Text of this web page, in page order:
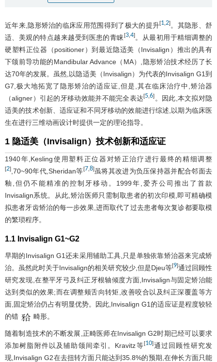
近年来,隐形矫治的临床应用范围得到了极大的提升[1,2] 。其隐形、舒
适、美观的特点越来越受到医患的青睐[3,4]。从最初用于精细调整的
硬塑料正位器（positioner）到最近隐适美（Invisalign）推出的具有
下颌前导功能的Mandibular Advance（MA）,隐形矫治技术经历了长
达70年的发展。虽然,以隐适美（Invisalign）为代表的Invisalign G1到
G7,极大地拓宽了隐形矫治的适应证,但是,其在临床治疗中,矫治器
（aligner）引起的牙移动效能并不能完全表达[5,6] 。因此,本文拟对隐
适美的技术创新、适应证和不同牙移动的效能进行综述,以期为临床医
生在进行三维动画设计时提供一定的理论指导。
1 隐适美（Invisalign）技术创新和适应证
1940年,Kesling使用塑料正位器对矫正治疗进行最终的精细调整
[2] ,70~90年代,Sheridan等[7,8]虽将其改进为负压保持器并配合邻面去
釉,但仍不能精准的控制牙移动。1999年,爱齐公司推出了首款
Invisalign系统。从此,矫治医师只需制取患者的初次印模,即可精确模
拟患者牙齿矫治的每一步效果,进而取代了过去患者每次复诊都要取模
的繁琐程序。
1.1 Invisalign G1~G2
早期的Invisalign G1还未采用辅助工具,只是单独依靠矫治器来完成矫
治。虽然此时关于Invisalign的相关研究较少,但是Djeu等[9]通过回顾性
研究发现,在整平牙弓及纠正牙根轴倾度方面,Invisalign与固定矫治能
达到类似的效果;而在调整颊舌向转矩,改善咬合以及纠正深覆盖等方
面,固定矫治仍占有明显优势。因此,Invisalign G1的适应证是程度较轻
的错
畸形。
随着制造技术的不断发展,正畸医师在Invisalign G2时期已经可以要求
添加树脂附件以及辅助颌间牵引。Kravitz等[10]通过回顾性研究发
现,Invisalign G2在去扭转方面只能达到35.8%的预期,在伸长方面只能